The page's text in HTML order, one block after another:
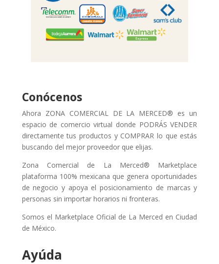
Conócenos
Ahora ZONA COMERCIAL DE LA MERCED® es un
espacio de comercio virtual donde PODRÁS VENDER
directamente tus productos y COMPRAR lo que estás
buscando del mejor proveedor que elijas.
Zona Comercial de La Merced® Marketplace
plataforma 100% mexicana que genera oportunidades
de negocio y apoya el posicionamiento de marcas y
personas sin importar horarios ni fronteras.
Somos el Marketplace Oficial de La Merced en Ciudad
de México.
Ayúda